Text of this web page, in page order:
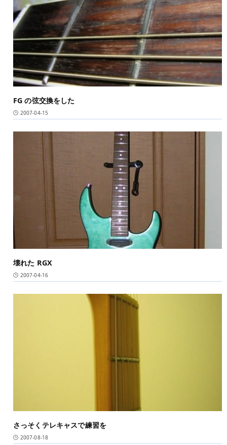
FG の弦交換をした
2007-04-15
壊れた RGX
2007-04-16
さっそくテレキャスで練習を
2007-08-18